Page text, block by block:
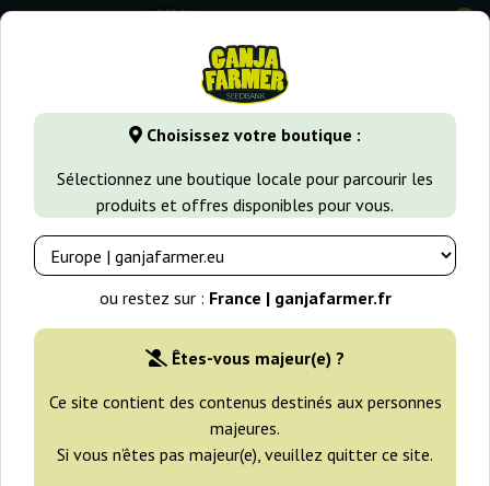
Choisissez votre boutique :
Sélectionnez une boutique locale pour parcourir les
produits et offres disponibles pour vous.
ou restez sur : France | ganjafarmer.fr
Êtes-vous majeur(e) ?
Ce site contient des contenus destinés aux personnes
majeures.
Si vous n’êtes pas majeur(e), veuillez quitter ce site.
0
GanjaFarmer.fr Types de Graines Graines de Cannabis
-25%
+gratisie